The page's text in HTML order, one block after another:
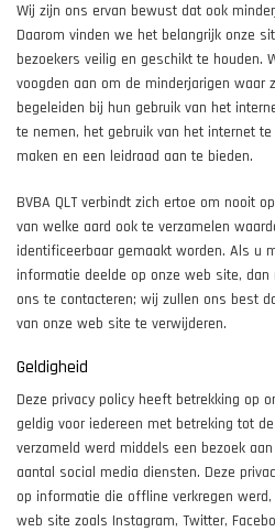
Wij zijn ons ervan bewust dat ook
Daarom vinden we het belangrijk onze
bezoekers veilig en geschikt te houden.
voogden aan om de minderjarigen waar
begeleiden bij hun gebruik van het
te nemen, het gebruik van het internet
maken en een leidraad aan te bieden.
BVBA QLT verbindt zich ertoe om nooit
van welke aard ook te verzamelen
identificeerbaar gemaakt worden. Als u
informatie deelde op onze web site,
ons te contacteren; wij zullen ons best
van onze web site te verwijderen.
Geldigheid
Deze privacy policy heeft betrekking op
geldig voor iedereen met betreking tot
verzameld werd middels een bezoek
aantal social media diensten. Deze
op informatie die offline verkregen
web site zoals Instagram, Twitter,